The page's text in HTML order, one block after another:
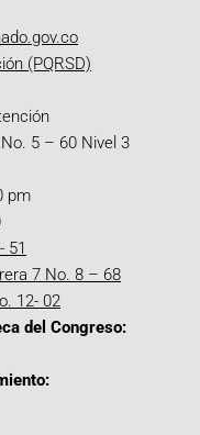
(PQRSD)
5 – 60 Nivel 3
pm
51
7 No. 8 – 68
12- 02
del Congreso: